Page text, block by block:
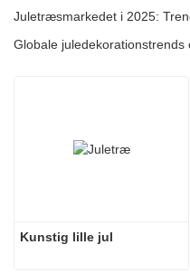
Kunstig lille jul